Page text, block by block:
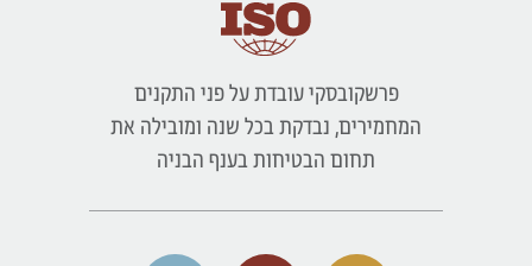
פרשקובסקי עובדת על פני התקנים
המחמירים, נבדקת בכל שנה ומובילה את
תחום הבטיחות בענף הבניה